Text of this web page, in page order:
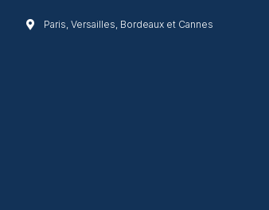
Paris, Versailles, Bordeaux et Cannes